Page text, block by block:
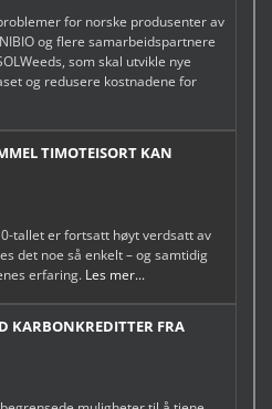
for norske produsenter av
og flere samarbeidspartnere
som skal utvikle nye
og redusere kostnadene for
TIMOTEISORT KAN
tallet er fortsatt høyt verdsatt av
det noe så enkelt – og samtidig
erfaring. Les mer...
KARBONKREDITTER FRA